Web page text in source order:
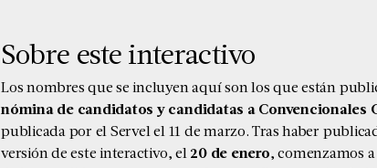
Sobre este interactivo
Los nombres que se incluyen aquí son los que están
nómina de candidatos y candidatas a Convencionales
publicada por el Servel el 11 de marzo. Tras haber
versión de este interactivo, el 20 de enero, comenzamos